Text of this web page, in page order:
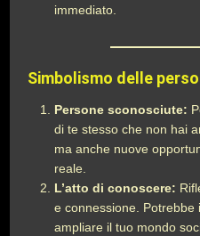
immediato.
Simbolismo delle
Persone sconosciute:
di te stesso che non hai
ma anche nuove
reale.
L’atto di conoscere:
e connessione.
ampliare il tuo mondo